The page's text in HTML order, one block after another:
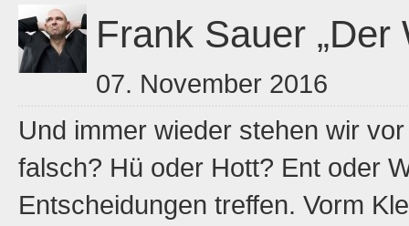
Frank Sauer „Der
07. November 2016
Und immer wieder stehen wir
falsch? Hü oder Hott? Ent oder
Entscheidungen treffen. Vorm